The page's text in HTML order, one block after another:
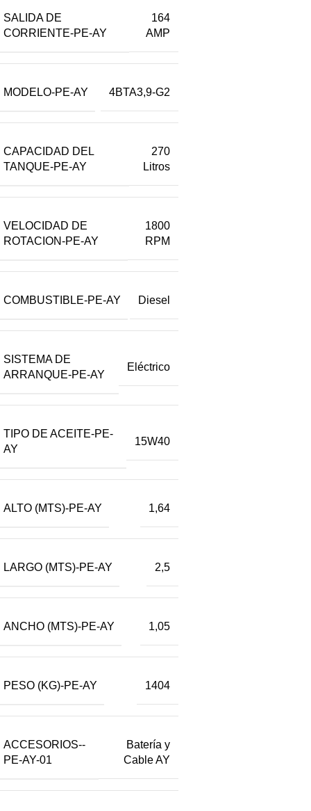
SALIDA DE
CORRIENTE-PE-AY
164
AMP
MODELO-PE-AY 4BTA3,9-G2
CAPACIDAD DEL
TANQUE-PE-AY
270
Litros
VELOCIDAD DE
ROTACION-PE-AY
1800
RPM
COMBUSTIBLE-PE-AY Diesel
SISTEMA DE
ARRANQUE-PE-AY
Eléctrico
TIPO DE ACEITE-PE-
AY
15W40
ALTO (MTS)-PE-AY 1,64
LARGO (MTS)-PE-AY 2,5
ANCHO (MTS)-PE-AY 1,05
PESO (KG)-PE-AY 1404
ACCESORIOS--
PE-AY-01
Batería y
Cable AY